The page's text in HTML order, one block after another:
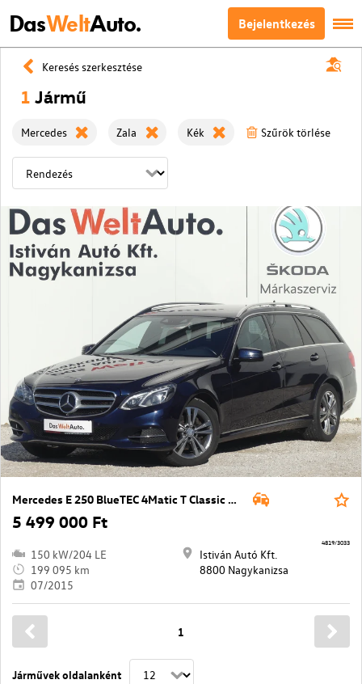
DasWeltAuto. Bejelentkezés
Keresés szerkesztése
1 Jármű
Mercedes Zala Kék Szűrök törlése
Mercedes E 250 BlueTEC 4Matic T Classic Aut.
5 499 000 Ft
150 kW/204 LE
199 095 km
07/2015
Istiván Autó Kft.
8800 Nagykanizsa
4819/3033
Járművek oldalanként
1